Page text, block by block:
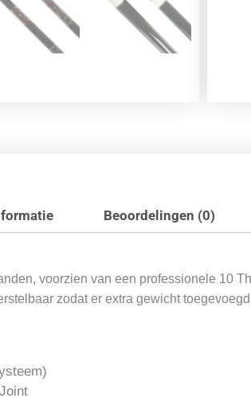
Beoordelingen (0)
voorzien van een professionele 10
zodat er extra gewicht